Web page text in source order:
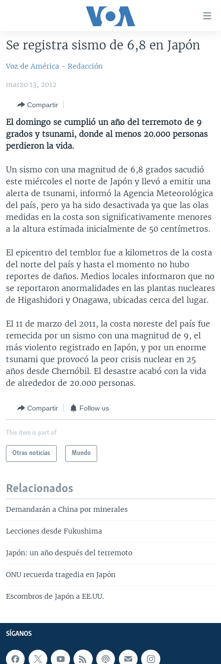
accesibilidad
al
principal
navegador
principal
Salte
búsqueda
AMÉRICA DEL NORTE
EEUU
MÉXICO
HAITÍ
ELECCIONES EEUU 2024
ELECCIONES EEUU
VOTO DIVIDIDO
VOA VERIFICA
VOA VERIFICA UCRANIA/RUSIA
VOA VERIFICA INMIGRACIÓN
VOA VERIFICA AMÉRICA LATINA
AMÉRICA LATINA
ARGENTINA
BOLIVIA
CHILE
PERÚ
ECUADOR
VENEZUELA
BRASIL
CHINA EN AMÉRICA LATINA
CENTROAMÉRICA
EL SALVADOR
GUATEMALA
HONDURAS
NICARAGUA
INMIGRACIÓN
LIBERTAD DE PRENSA
MUNDO
ECONOMÍA
ENTRETENIMIENTO Y CULTURA
TECNOLOGÍA
DEPORTES
CIENCIA Y SALUD
ESPECIALES DE LA VOA
LIBERTAD DE PRENSA
UCRANIA
MULTIMEDIA
VIDEOS
FOTOGRAFÍA
AUDIOS
PROGRAMAS TV
EL MUNDO AL DÍA
FORO INTERAMERICANO
VISIÓN 360
LAS CLAVES
PANORAMA
RADIO
AVANCE INFORMATIVO
AUDIONOTICIAS
BUENOS DÍAS AMÉRICA
ESTADOS UNIDOS AL DÍA
EL MUNDO AL DÍA [RADIO]
FORO [RADIO]
DEPORTIVO INTERNACIONAL
NOTA ECONÓMICA
DIRECT
DOCUMENTALES DE LA VOA
Learning English
Se registra sismo de 6,8 en Japón
Voz de América - Redacción
marzo 13, 2012
Compartir
El domingo se cumplió un año del terremoto de 9
grados y tsunami, donde al menos 20.000 personas
perdieron la vida.
Un sismo con una magnitud de 6,8 grados sacudió
este miércoles el norte de Japón y llevó a emitir una
alerta de tsunami, informó la Agencia Meteorológica
del país, pero ya ha sido desactivada ya que las olas
medidas en la costa son significativamente menores
a la altura estimada inicialmente de 50 centímetros.
El epicentro del temblor fue a kilometros de la costa
del norte del país y hasta el momento no hubo
reportes de daños. Medios locales informaron que no
se reportaron anormalidades en las plantas nucleares
de Higashidori y Onagawa, ubicadas cerca del lugar.
El 11 de marzo del 2011, la costa noreste del país fue
remecida por un sismo con una magnitud de 9, el
más violento registrado en Japón, y por un enorme
tsunami que provocó la peor crisis nuclear en 25
años desde Chernóbil. El desastre acabó con la vida
de alrededor de 20.000 personas.
Compartir Follow us
This item is part of
Otras noticias Mundo
Relacionados
Demandarán a China por minerales
Lecciones desde Fukushima
Japón: un año después del terremoto
ONU recuerda tragedia en Japón
Escombros de Japón a EE.UU.
SÍGANOS